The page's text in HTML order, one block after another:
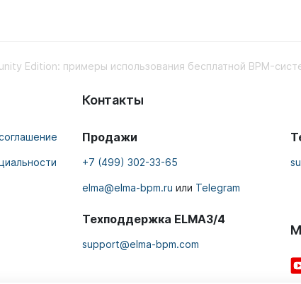
Edition: примеры использования бесплатной BPM-
Контакты
Продажи
+7 (499) 302-33-65
elma@elma-bpm.ru или Telegram
Техподдержка ELMA3/4
support@elma-bpm.com